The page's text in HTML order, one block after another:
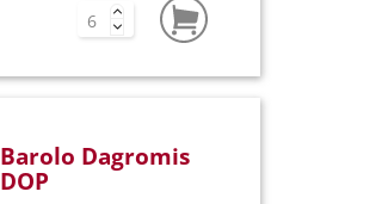
Barolo Dagromis
DOP